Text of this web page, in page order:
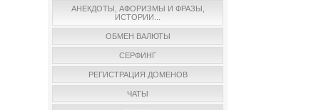
АНЕКДОТЫ, АФОРИЗМЫ И ФРАЗЫ,
ИСТОРИИ...
ОБМЕН ВАЛЮТЫ
СЕРФИНГ
РЕГИСТРАЦИЯ ДОМЕНОВ
ЧАТЫ